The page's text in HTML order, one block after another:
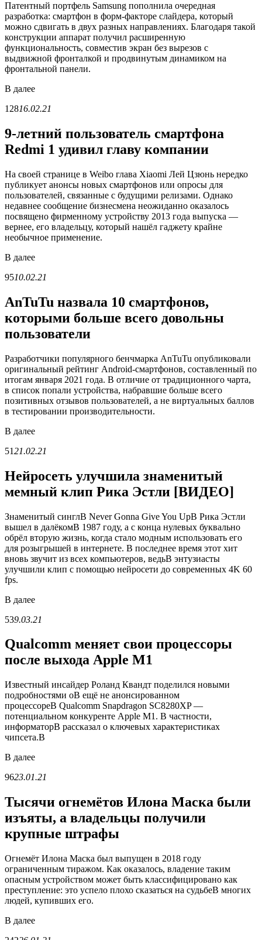
Патентный портфель Samsung пополнила очередная
разработка: смартфон в форм-факторе слайдера, который
можно сдвигать в двух разных направлениях. Благодаря такой
конструкции аппарат получил расширенную
функциональность, совместив экран без вырезов с
выдвижной фронталкой и продвинутым динамиком на
фронтальной панели.
В далее
12816.02.21
9-летний пользователь смартфона
Redmi 1 удивил главу компании
На своей странице в Weibo глава Xiaomi Лей Цзюнь нередко
публикует анонсы новых смартфонов или опросы для
пользователей, связанные с будущими релизами. Однако
недавнее сообщение бизнесмена неожиданно оказалось
посвящено фирменному устройству 2013 года выпуска —
вернее, его владельцу, который нашёл гаджету крайне
необычное применение.
В далее
9510.02.21
AnTuTu назвала 10 смартфонов,
которыми больше всего довольны
пользователи
Разработчики популярного бенчмарка AnTuTu опубликовали
оригинальный рейтинг Android-смартфонов, составленный по
итогам января 2021 года. В отличие от традиционного чарта,
в список попали устройства, набравшие больше всего
позитивных отзывов пользователей, а не виртуальных баллов
в тестировании производительности.
В далее
5121.02.21
Нейросеть улучшила знаменитый
мемный клип Рика Эстли [ВИДЕО]
Знаменитый синглВ Never Gonna Give You UpВ Рика Эстли
вышел в далёкомВ 1987 году, а с конца нулевых буквально
обрёл вторую жизнь, когда стало модным использовать его
для розыгрышей в интернете. В последнее время этот хит
вновь звучит из всех компьютеров, ведьВ энтузиасты
улучшили клип с помощью нейросети до современных 4K 60
fps.
В далее
539.03.21
Qualcomm меняет свои процессоры
после выхода Apple M1
Известный инсайдер Роланд Квандт поделился новыми
подробностями оВ ещё не анонсированном
процессореВ Qualcomm Snapdragon SC8280XP —
потенциальном конкуренте Apple M1. В частности,
информаторВ рассказал о ключевых характеристиках
чипсета.В
В далее
9623.01.21
Тысячи огнемётов Илона Маска были
изъяты, а владельцы получили
крупные штрафы
Огнемёт Илона Маска был выпущен в 2018 году
ограниченным тиражом. Как оказалось, владение таким
опасным устройством может быть классифицировано как
преступление: это успело плохо сказаться на судьбеВ многих
людей, купивших его.
В далее